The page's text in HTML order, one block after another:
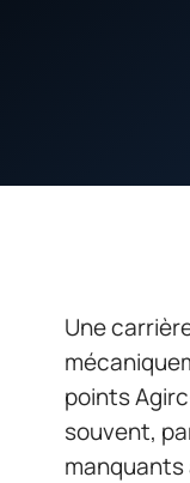
Une
points
souvent,
manquants